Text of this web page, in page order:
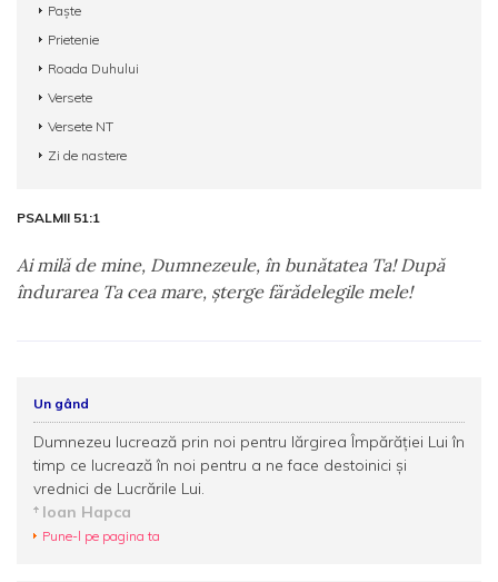
Paște
Prietenie
Roada Duhului
Versete
Versete NT
Zi de nastere
PSALMII 51:1
Ai milă de mine, Dumnezeule, în bunătatea Ta! După
îndurarea Ta cea mare, şterge fărădelegile mele!
Un gând
Dumnezeu lucrează prin noi pentru lărgirea Împărăției Lui în
timp ce lucrează în noi pentru a ne face destoinici și
vrednici de Lucrările Lui.
Ioan Hapca
Pune-l pe pagina ta